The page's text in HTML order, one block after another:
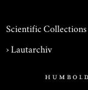
Scientific Collections
›Lautarchiv